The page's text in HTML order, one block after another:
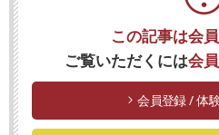
この記事は会
ご覧いただくには会
会員登録 / 体